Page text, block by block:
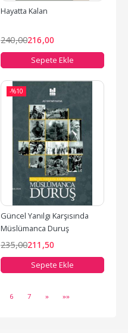
Hayatta Kalan
240,00216,00
Sepete Ekle
-%10
Güncel Yanılgı Karşısında
Müslümanca Duruş
235,00211 ,50
Sepete Ekle
6 7 » »»